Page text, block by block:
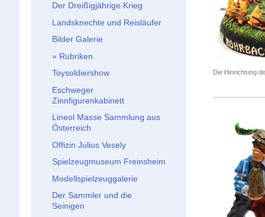
Die Hinrichtung
Der Dreißigjährige Krieg
Landsknechte und Reisläufer
Bilder Galerie
Rubriken
Toysoldiershow
Eschweger
Zinnfigurenkabinett
Lineol Masse Sammlung aus
Österreich
Offizin Julius Vesely
Spielzeugmuseum Freinsheim
Modellspielzeuggalerie
Der Sammler und die
Seinigen